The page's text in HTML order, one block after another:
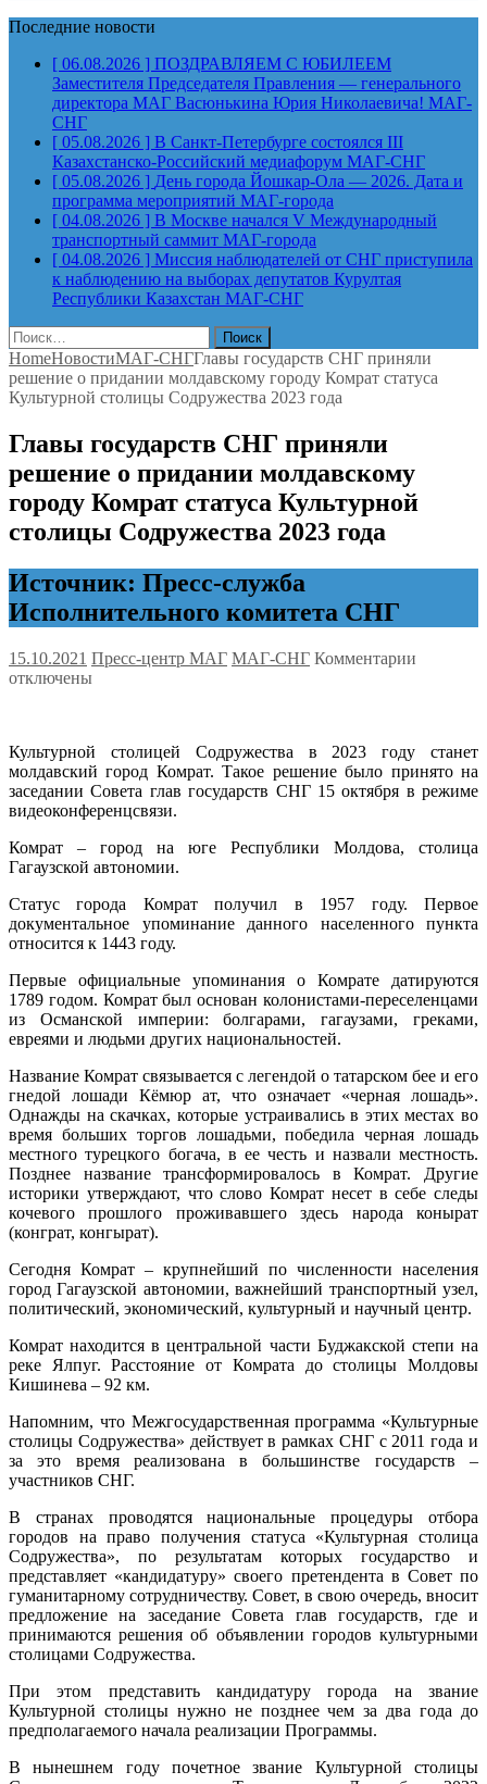
Последние новости
[ 06.08.2026 ] ПОЗДРАВЛЯЕМ С ЮБИЛЕЕМ
Заместителя Председателя Правления — генерального
директора МАГ Васюнькина Юрия Николаевича! МАГ-
СНГ
[ 05.08.2026 ] В Санкт-Петербурге состоялся III
Казахстанско-Российский медиафорум МАГ-СНГ
[ 05.08.2026 ] День города Йошкар-Ола — 2026. Дата и
программа мероприятий МАГ-города
[ 04.08.2026 ] В Москве начался V Международный
транспортный саммит МАГ-города
[ 04.08.2026 ] Миссия наблюдателей от СНГ приступила
к наблюдению на выборах депутатов Курултая
Республики Казахстан МАГ-СНГ
Найти:
HomeНовостиМАГ-СНГГлавы государств СНГ приняли
решение о придании молдавскому городу Комрат статуса
Культурной столицы Содружества 2023 года
Главы государств СНГ приняли
решение о придании молдавскому
городу Комрат статуса Культурной
столицы Содружества 2023 года
Источник: Пресс-служба
Исполнительного комитета СНГ
15.10.2021 Пресс-центр МАГ МАГ-СНГ Комментарии
приняли
решение
о
городу
столицы
года
отключены
Культурной столицей Содружества в 2023 году станет
молдавский город Комрат. Такое решение было принято на
заседании Совета глав государств СНГ 15 октября в режиме
видеоконференцсвязи.
Комрат – город на юге Республики Молдова, столица
Гагаузской автономии.
Статус города Комрат получил в 1957 году. Первое
документальное упоминание данного населенного пункта
относится к 1443 году.
Первые официальные упоминания о Комрате датируются
1789 годом. Комрат был основан колонистами-переселенцами
из Османской империи: болгарами, гагаузами, греками,
евреями и людьми других национальностей.
Название Комрат связывается с легендой о татарском бее и его
гнедой лошади Кёмюр ат, что означает «черная лошадь».
Однажды на скачках, которые устраивались в этих местах во
время больших торгов лошадьми, победила черная лошадь
местного турецкого богача, в ее честь и назвали местность.
Позднее название трансформировалось в Комрат. Другие
историки утверждают, что слово Комрат несет в себе следы
кочевого прошлого проживавшего здесь народа конырат
(конграт, конгырат).
Сегодня Комрат – крупнейший по численности населения
город Гагаузской автономии, важнейший транспортный узел,
политический, экономический, культурный и научный центр.
Комрат находится в центральной части Буджакской степи на
реке Ялпуг. Расстояние от Комрата до столицы Молдовы
Кишинева – 92 км.
Напомним, что Межгосударственная программа «Культурные
столицы Содружества» действует в рамках СНГ с 2011 года и
за это время реализована в большинстве государств –
участников СНГ.
В странах проводятся национальные процедуры отбора
городов на право получения статуса «Культурная столица
Содружества», по результатам которых государство и
представляет «кандидатуру» своего претендента в Совет по
гуманитарному сотрудничеству. Совет, в свою очередь, вносит
предложение на заседание Совета глав государств, где и
принимаются решения об объявлении городов культурными
столицами Содружества.
При этом представить кандидатуру города на звание
Культурной столицы нужно не позднее чем за два года до
предполагаемого начала реализации Программы.
В нынешнем году почетное звание Культурной столицы